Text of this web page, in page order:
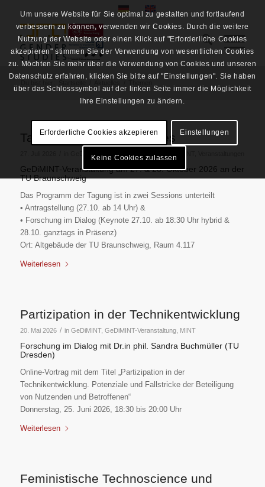
Tagung Transforming Cities
GeDiMINT , GeDiMINT-Veranstaltung
GeDiMINT-Veranstaltung am 27. & 28. Oktober 2026 an der
TU Braunschweig
Das Programm der Tagung ist in zwei Sessions unterteilt
• Antragstellung (27.10. ab 14 Uhr) &
• Forschung im Dialog (Keynote 27.10. ab 18:30 Uhr hybrid &
28.10. ganztags in Präsenz)
Ort: Altgebäude der TU Braunschweig, Raum 4.117
Weiterlesen
Partizipation in der Technikentwicklung
20. Mai 2026 / in GeDiMINT, GeDiMINT-Veranstaltung, MINT
Forschung im Dialog mit Dr.in phil. Sandra Buchmüller (TU
Dresden)
Online-Vortrag mit dem Titel „Partizipation in der
Technikentwicklung. Potenziale und Fallstricke der Beteiligung
von Nutzenden und Betroffenen“
Donnerstag, 25. Juni 2026, 18:30 bis 20:00 Uhr
Weiterlesen
Feministische Technoscience und
Um unsere Website für Sie optimal zu gestalten und fortlaufend
verbessern zu können, verwenden wir Cookies. Durch die weitere
Nutzung der Website oder einen Klick auf "Erforderliche Cookies
akzepieren" stimmen Sie der Verwendung von wesentlichen Cookies
zu. Möchten Sie mehr über die Verwendung von Cookies und unseren
Datenschutz erfahren, klicken Sie bitte auf "Einstellungen". Sie haben
über das Schlosssymbol auf der linken Seite immer die Möglichkeit
Ihre Einstellungen zu ändern.
Erforderliche Cookies akzepieren Einstellungen
Keine Cookies zulassen